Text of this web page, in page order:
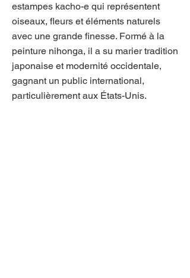
estampes kacho-e qui représentent
oiseaux, fleurs et éléments naturels
avec une grande finesse. Formé à la
peinture nihonga, il a su marier tradition
japonaise et modernité occidentale,
gagnant un public international,
particulièrement aux États-Unis.